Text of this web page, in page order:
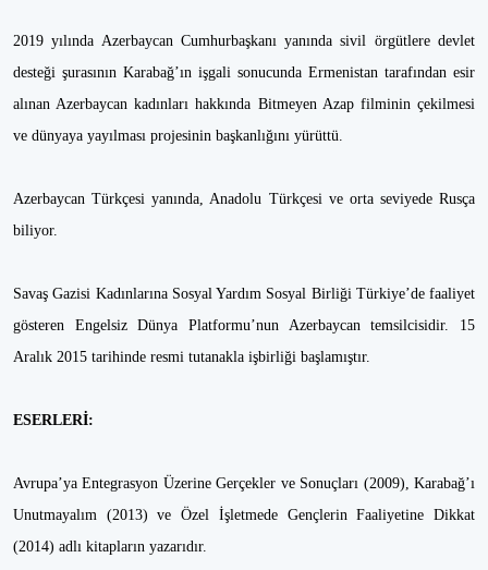
2019 yılında Azerbaycan Cumhurbaşkanı yanında sivil örgütlere devlet
desteği şurasının Karabağ’ın işgali sonucunda Ermenistan tarafından esir
alınan Azerbaycan kadınları hakkında Bitmeyen Azap filminin çekilmesi
ve dünyaya yayılması projesinin başkanlığını yürüttü.
Azerbaycan Türkçesi yanında, Anadolu Türkçesi ve orta seviyede Rusça
biliyor.
Savaş Gazisi Kadınlarına Sosyal Yardım Sosyal Birliği Türkiye’de faaliyet
gösteren Engelsiz Dünya Platformu’nun Azerbaycan temsilcisidir. 15
Aralık 2015 tarihinde resmi tutanakla işbirliği başlamıştır.
ESERLERİ:
Avrupa’ya Entegrasyon Üzerine Gerçekler ve Sonuçları (2009), Karabağ’ı
Unutmayalım (2013) ve Özel İşletmede Gençlerin Faaliyetine Dikkat
(2014) adlı kitapların yazarıdır.